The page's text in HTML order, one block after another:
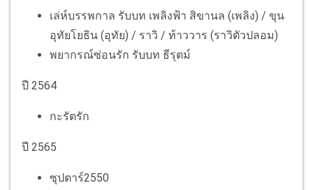
เล่ห์บรรพกาล รับบท เพลิงฟ้า สิขานล (เพลิง) / ขุน
อุทัยโยธิน (อุทัย) / ราวิ / ท้าววาร (ราวิตัวปลอม)
พยากรณ์ซ่อนรัก รับบท ธีรุตม์
ปี 2564
กะรัตรัก
ปี 2565
ซุปตาร์2550